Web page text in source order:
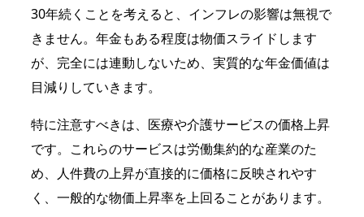
30年続くことを考えると、インフレの影響は無視で
きません。年金もある程度は物価スライドします
が、完全には連動しないため、実質的な年金価値は
目減りしていきます。
特に注意すべきは、医療や介護サービスの価格上昇
です。これらのサービスは労働集約的な産業のた
め、人件費の上昇が直接的に価格に反映されやす
く、一般的な物価上昇率を上回ることがあります。